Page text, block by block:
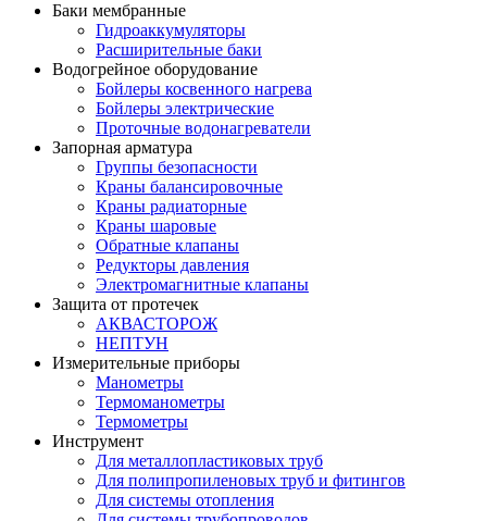
Баки мембранные
Гидроаккумуляторы
Расширительные баки
Водогрейное оборудование
Бойлеры косвенного нагрева
Бойлеры электрические
Проточные водонагреватели
Запорная арматура
Группы безопасности
Краны балансировочные
Краны радиаторные
Краны шаровые
Обратные клапаны
Редукторы давления
Электромагнитные клапаны
Защита от протечек
АКВАСТОРОЖ
НЕПТУН
Измерительные приборы
Манометры
Термоманометры
Термометры
Инструмент
Для металлопластиковых труб
Для полипропиленовых труб и фитингов
Для системы отопления